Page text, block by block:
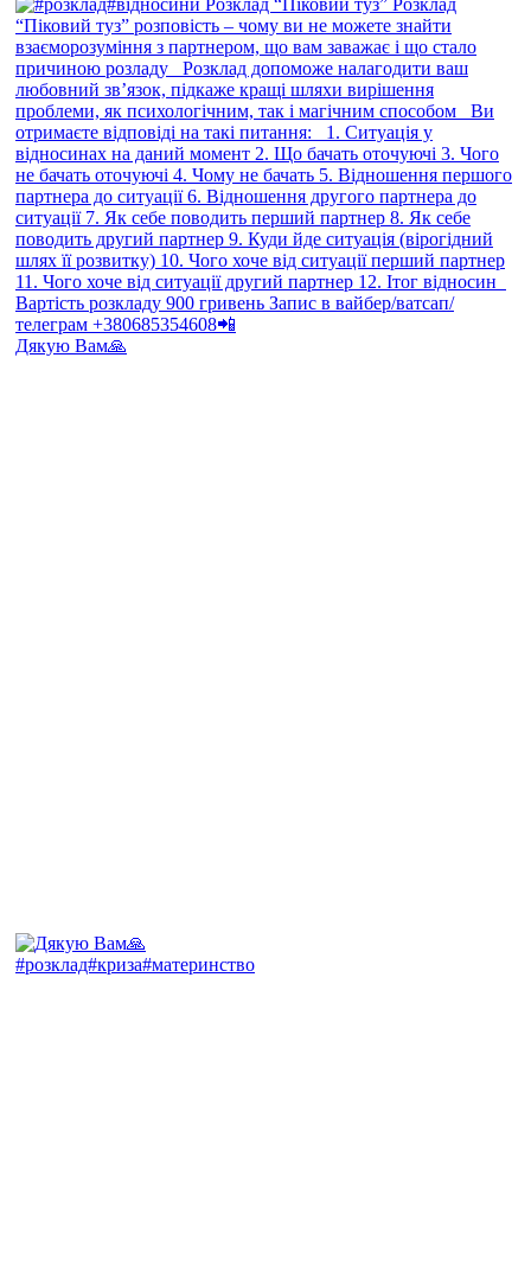
Дякую Вам🙏
#розклад#криза#материнство